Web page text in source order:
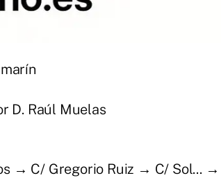
D. Raúl Muelas
→ C/ Gregorio Ruiz → C/ Sol... →